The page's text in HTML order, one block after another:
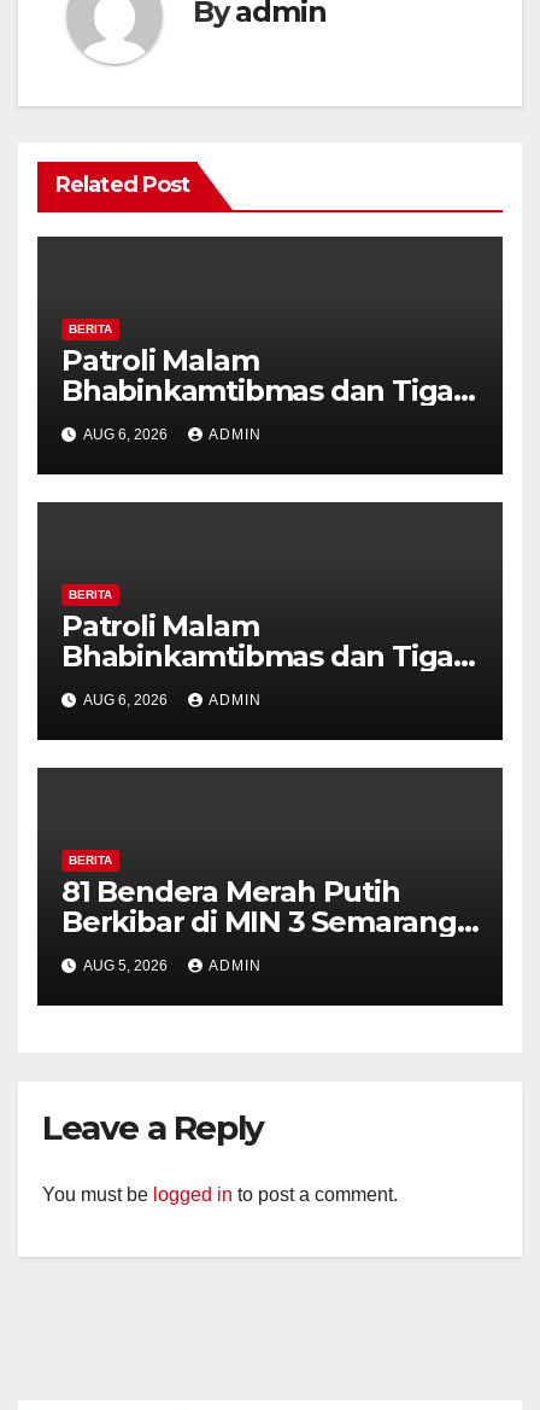
Byadmin
Related Post
BERITA
Patroli Malam
Bhabinkamtibmas dan Tiga
Pilar Kelurahan Ungaran
Perkuat Kamtibmas, Warga
Diajak Aktifkan Ronda
AUG 6, 2026 ADMIN
BERITA
Patroli Malam
Bhabinkamtibmas dan Tiga
Pilar Kelurahan Ungaran
Perkuat Kamtibmas, Warga
Diajak Aktifkan Ronda
AUG 6, 2026 ADMIN
BERITA
81 Bendera Merah Putih
Berkibar di MIN 3 Semarang,
Bhabinkamtibmas Desa
Timpik Hadiri Peringatan
HUT ke-81 Kemerdekaan RI
AUG 5, 2026 ADMIN
Leave a Reply
You must be logged in to post a comment.